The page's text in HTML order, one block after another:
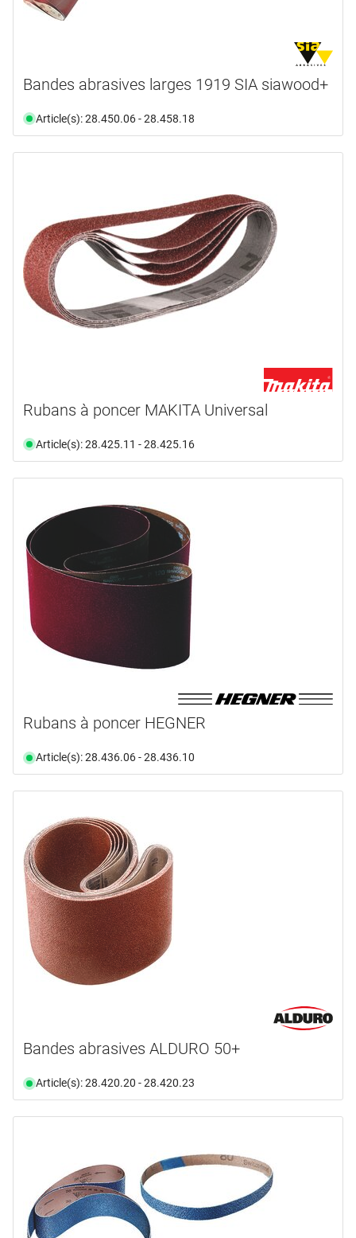
Bandes abrasives larges 1919 SIA siawood+
Article(s): 28.450.06 - 28.458.18
Rubans à poncer MAKITA Universal
Article(s): 28.425.11 - 28.425.16
Rubans à poncer HEGNER
Article(s): 28.436.06 - 28.436.10
Bandes abrasives ALDURO 50+
Article(s): 28.420.20 - 28.420.23